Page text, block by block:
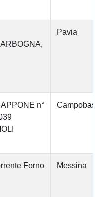
Pavia
n°
Forno
Messina